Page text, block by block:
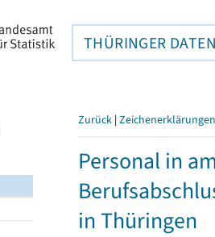
THÜRINGER DATEN
Zurück |
Personal in
in Thüringen